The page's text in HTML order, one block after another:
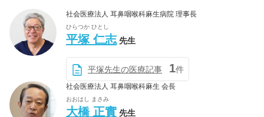
社会医療法人 耳鼻咽喉科麻生病院 理事長
ひらつか ひとし
平塚 仁志 先生
平塚先生の医療記事 1件
社会医療法人 耳鼻咽喉科麻生 会長
おおはし まさみ
大橋 正實 先生